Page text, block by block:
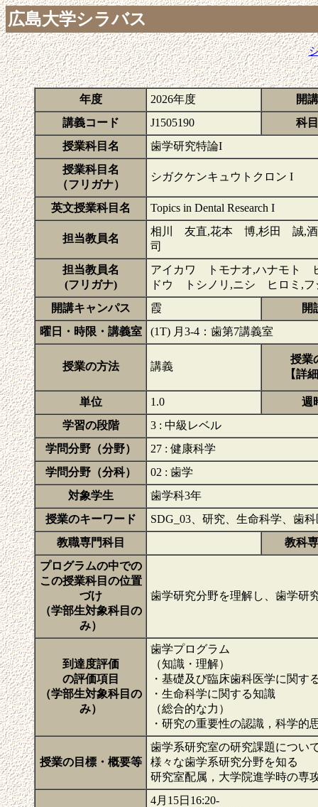
広島大学シラバス
年度 2026年度
開
講義コード
J1505190
科
授業科目名
歯学研究特論I
授業科目名
（フリガナ）
シガクケンキュウトクロン I
英文授業科目名 Topics in Dental Research I
担当教員名
相川 友直,花本 博,杉田 誠,
司
担当教員名
(フリガナ)
アイカワ トモナオ,ハナモト
ドウ トシノリ,ニシ ヒロミ,
開講キャンパス
霞
開
曜日・時限・講義室
(1T) 月3-4：歯第7講義室
授業の方法 講義
授業
【詳
単位 1.0
週
学習の段階
3 : 中級レベル
学問分野（分野）
27 : 健康科学
学問分野（分科）
02 : 歯学
対象学生
歯学科3年
授業のキーワード
SDG_03、研究、生命科学、歯
教職専門科目
教科
プログラムの中での
この授業科目の位置
づけ
（学部生対象科目の
み）
歯学研究分野を理解し、歯学研
到達度評価
の評価項目
（学部生対象科目の
み）
歯学プログラム
（知識・理解）
・基礎及び臨床歯科医学に関す
・生命科学に関する知識
（総合的な力）
・研究の重要性の認識，科学的
授業の目標・概要等
歯学系研究室の研究課題につい
様々な歯学系研究分野を知る
研究室配属，大学院進学時の専
4月15日16:20-